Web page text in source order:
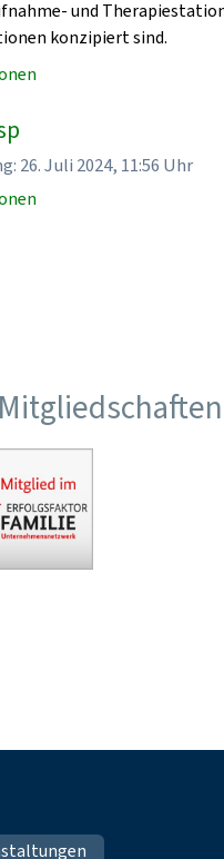
und
konzipiert sind.
26. Juli 2024, 11:56 Uhr